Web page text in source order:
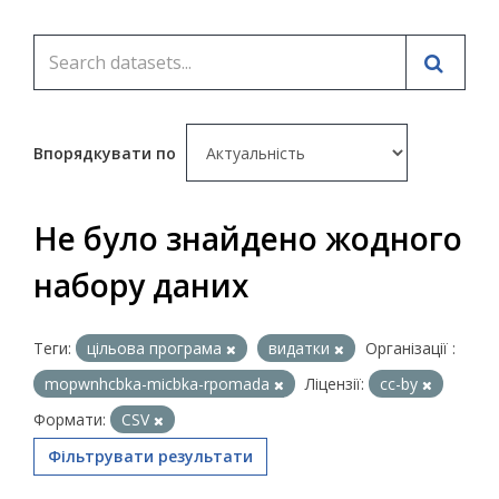
Впорядкувати по
Не було знайдено жодного
набору даних
Теги: цільова програма видатки
Організації :
mopwnhcbka-micbka-rpomada
Ліцензії:
cc-by
Формати:
CSV
Фільтрувати результати